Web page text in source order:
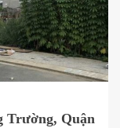
Trường, Quận